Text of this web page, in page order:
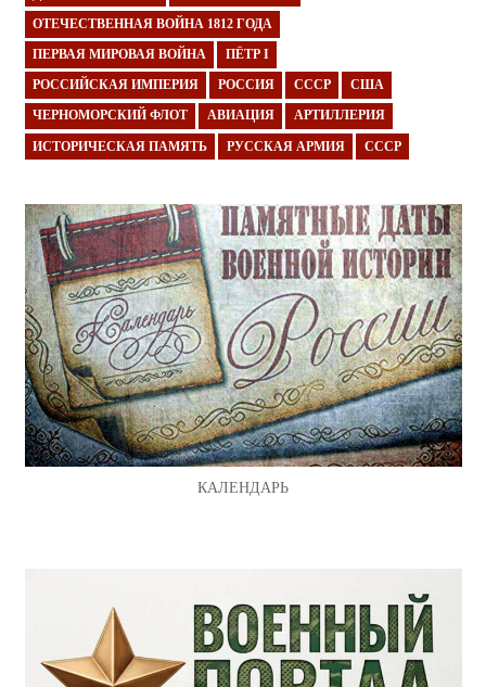
ОТЕЧЕСТВЕННАЯ ВОЙНА 1812 ГОДА
ПЕРВАЯ МИРОВАЯ ВОЙНА ПЁТР I
РОССИЙСКАЯ ИМПЕРИЯ РОССИЯ СССР США
ЧЕРНОМОРСКИЙ ФЛОТ АВИАЦИЯ АРТИЛЛЕРИЯ
ИСТОРИЧЕСКАЯ ПАМЯТЬ РУССКАЯ АРМИЯ СССР
КАЛЕНДАРЬ